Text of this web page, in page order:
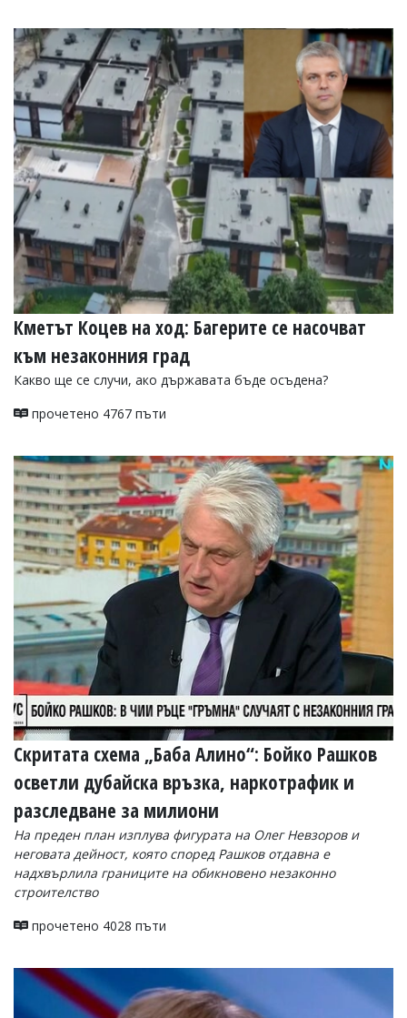
Кметът Коцев на ход: Багерите се насочват
към незаконния град
Какво ще се случи, ако държавата бъде осъдена?
прочетено 4767 пъти
Скритата схема „Баба Алино“: Бойко Рашков
осветли дубайска връзка, наркотрафик и
разследване за милиони
На преден план изплува фигурата на Олег Невзоров и
неговата дейност, която според Рашков отдавна е
надхвърлила границите на обикновено незаконно
строителство
прочетено 4028 пъти